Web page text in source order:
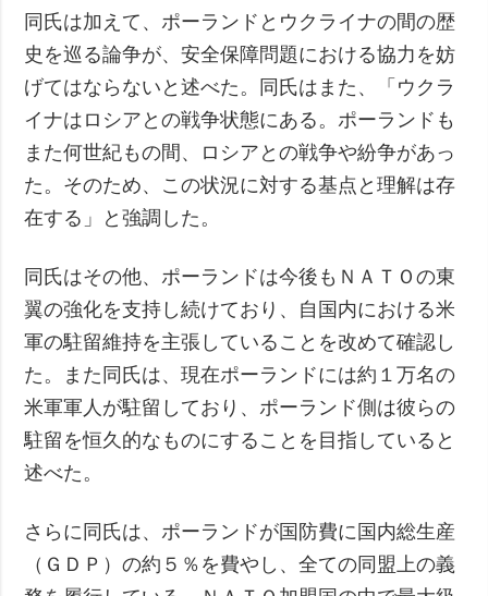
同氏は加えて、ポーランドとウクライナの間の歴
史を巡る論争が、安全保障問題における協力を妨
げてはならないと述べた。同氏はまた、「ウクラ
イナはロシアとの戦争状態にある。ポーランドも
また何世紀もの間、ロシアとの戦争や紛争があっ
た。そのため、この状況に対する基点と理解は存
在する」と強調した。
同氏はその他、ポーランドは今後もＮＡＴＯの東
翼の強化を支持し続けており、自国内における米
軍の駐留維持を主張していることを改めて確認し
た。また同氏は、現在ポーランドには約１万名の
米軍軍人が駐留しており、ポーランド側は彼らの
駐留を恒久的なものにすることを目指していると
述べた。
さらに同氏は、ポーランドが国防費に国内総生産
（ＧＤＰ）の約５％を費やし、全ての同盟上の義